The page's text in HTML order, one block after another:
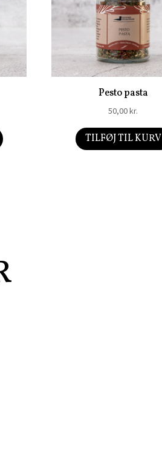
Pesto pasta
50,00kr.
TILFØJ TIL KURV